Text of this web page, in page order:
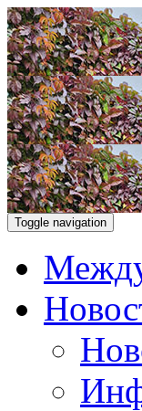
Toggle navigation